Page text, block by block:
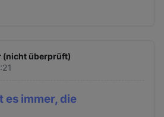
(nicht überprüft)
es immer, die